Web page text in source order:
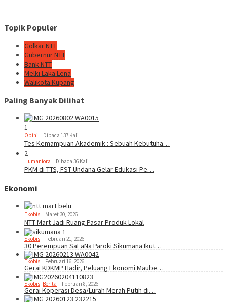
Topik Populer
Golkar NTT
Gubernur NTT
Bank NTT
Melki Laka Lena
Walikota Kupang
Paling Banyak Dilihat
1
Opini Dibaca 137 Kali
Tes Kemampuan Akademik : Sebuah Kebutuha…
2
Humaniora Dibaca 36 Kali
PKM di TTS, FST Undana Gelar Edukasi Pe…
Ekonomi
Ekobis Maret 30, 2026
NTT Mart Jadi Ruang Pasar Produk Lokal
Ekobis Februari 21, 2026
30 Perempuan SaFaNa Paroki Sikumana Ikut…
Ekobis Februari 16, 2026
Gerai KDKMP Hadir, Peluang Ekonomi Maube…
Ekobis Berita Februari 8, 2026
Gerai Koperasi Desa/Lurah Merah Putih di…